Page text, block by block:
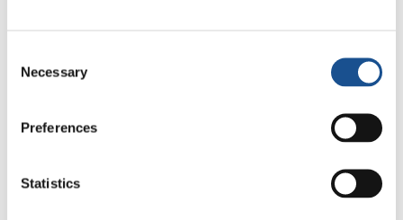
Selection
Necessary
Preferences
Statistics
charmante série du même nom (également
un entraîneur de football très particulier, un
grande humilité, il enseigne la vie avant la
victoire. C’est un éducateur-né, un homme